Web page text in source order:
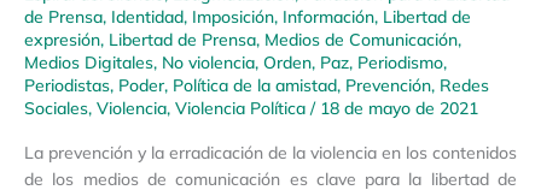
de Prensa, Identidad, Imposición, Información, Libertad de
expresión, Libertad de Prensa, Medios de Comunicación,
Medios Digitales, No violencia, Orden, Paz, Periodismo,
Periodistas, Poder, Política de la amistad, Prevención, Redes
Sociales, Violencia, Violencia Política / 18 de mayo de 2021
La prevención y la erradicación de la violencia en los contenidos
de los medios de comunicación es clave para la libertad de